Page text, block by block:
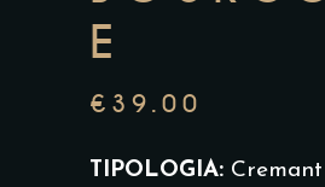
E
€ 39.00
TIPOLOGIA: